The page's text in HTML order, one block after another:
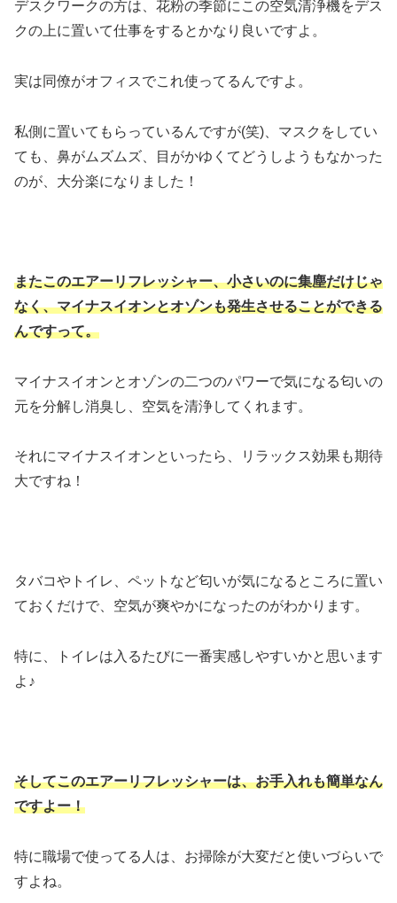
デスクワークの方は、花粉の季節にこの空気清浄機をデス
クの上に置いて仕事をするとかなり良いですよ。
実は同僚がオフィスでこれ使ってるんですよ。
私側に置いてもらっているんですが(笑)、マスクをしてい
ても、鼻がムズムズ、目がかゆくてどうしようもなかった
のが、大分楽になりました！
またこのエアーリフレッシャー、小さいのに集塵だけじゃ
なく、マイナスイオンとオゾンも発生させることができる
んですって。
マイナスイオンとオゾンの二つのパワーで気になる匂いの
元を分解し消臭し、空気を清浄してくれます。
それにマイナスイオンといったら、リラックス効果も期待
大ですね！
タバコやトイレ、ペットなど匂いが気になるところに置い
ておくだけで、空気が爽やかになったのがわかります。
特に、トイレは入るたびに一番実感しやすいかと思います
よ♪
そしてこのエアーリフレッシャーは、お手入れも簡単なん
ですよー！
特に職場で使ってる人は、お掃除が大変だと使いづらいで
すよね。